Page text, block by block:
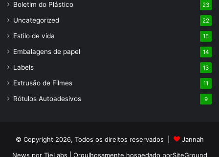
Boletim do Plástico 23
Uncategorized 22
Estilo de vida 15
Embalagens de papel 14
Labels 13
Extrusão de Filmes 11
Rótulos Autoadesivos 9
© Copyright 2026, Todos os direitos reservados |
Jannah
News por TieLabs | Orgulhosamente hospedado porSiteGround